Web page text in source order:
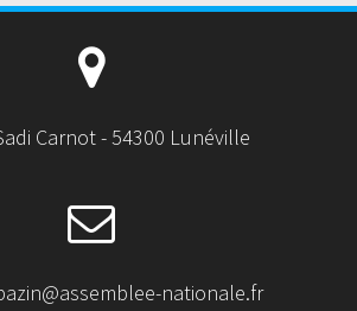
Carnot - 54300 Lunéville
nationale.fr